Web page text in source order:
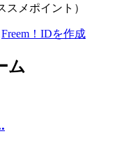
メポイント）
Freem！IDを作成
ム